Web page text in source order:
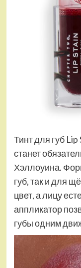
Тинт для губ
станет
Хэллоуина.
губ, так и для
цвет, а лицу
аппликатор
губы одним